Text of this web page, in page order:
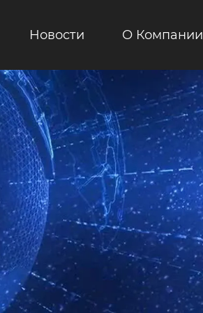
Новости О Компании